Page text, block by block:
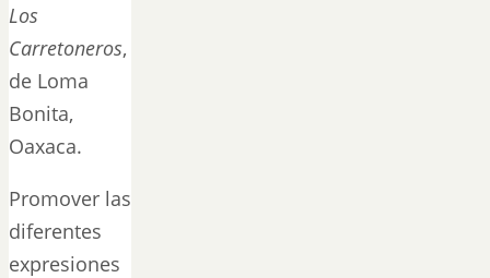
Los
Carretoneros,
de Loma
Bonita,
Oaxaca.
Promover las
diferentes
expresiones